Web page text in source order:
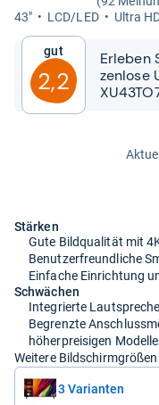
43"
LCD/LED Ultra
Gut
2,2
Erle­ben
zen­lose
Stärken
Gute Bildqualität mit
Benutzerfreundliche
Einfache Einrichtung
Schwächen
Integrierte
Begrenzte
höherpreisigen
Weitere Bildschirmgrößen
3 Varianten